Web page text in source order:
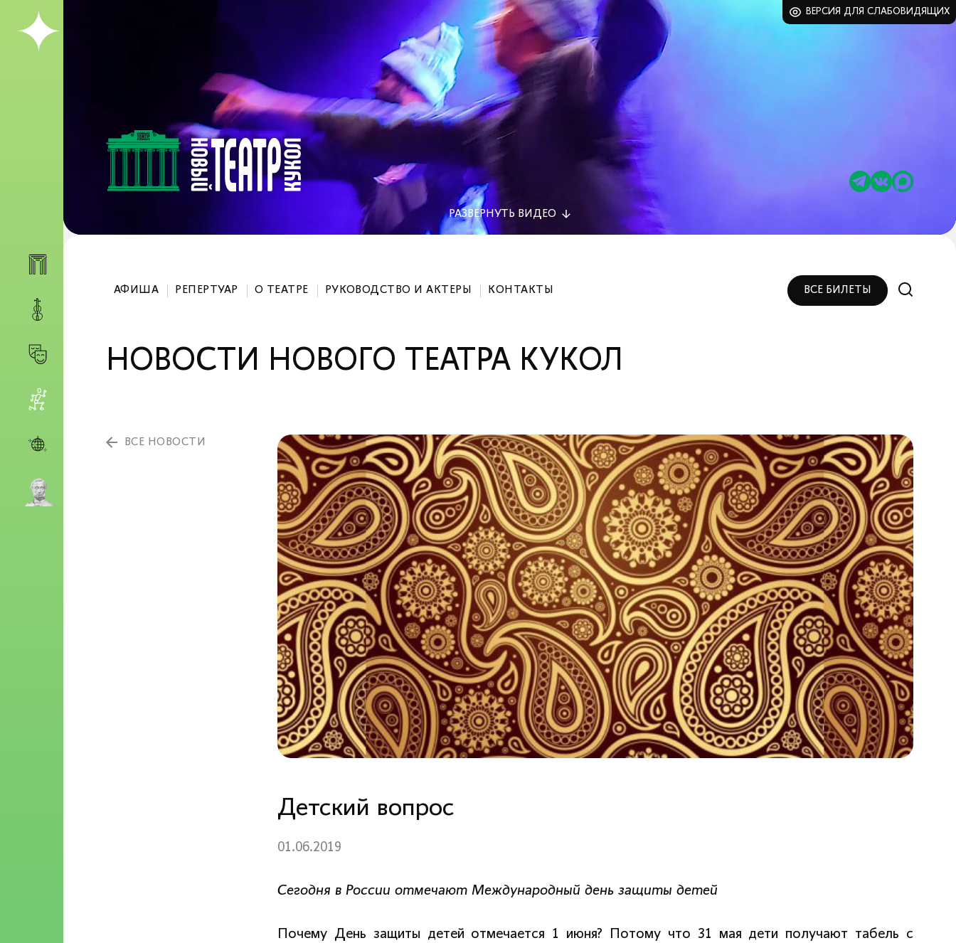
ВЕРСИЯ ДЛЯ СЛАБОВИДЯЩИХ
РАЗВЕРНУТЬ ВИДЕО
АФИША РЕПЕРТУАР О ТЕАТРЕ РУКОВОДСТВО И АКТЕРЫ КОНТАКТЫ ВСЕ БИЛЕТЫ
НОВОСТИ НОВОГО ТЕАТРА КУКОЛ
ВСЕ НОВОСТИ
Детский вопрос
01.06.2019
Сегодня в России отмечают Международный день защиты детей
Почему День защиты детей отмечается 1 июня? Потому что 31 мая дети получают табель с